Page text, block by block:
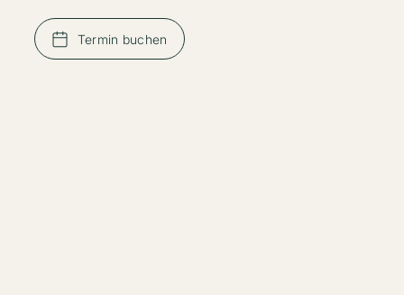
Termin buchen